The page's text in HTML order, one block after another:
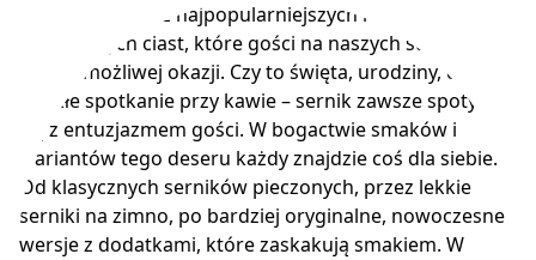
Sernik to jedno z najpopularniejszych i najbardziej
uwielbianych ciast, które gości na naszych stołach przy
każdej możliwej okazji. Czy to święta, urodziny, czy
zwykłe spotkanie przy kawie – sernik zawsze spotyka
się z entuzjazmem gości. W bogactwie smaków i
wariantów tego deseru każdy znajdzie coś dla siebie.
Od klasycznych serników pieczonych, przez lekkie
serniki na zimno, po bardziej oryginalne, nowoczesne
wersje z dodatkami, które zaskakują smakiem. W